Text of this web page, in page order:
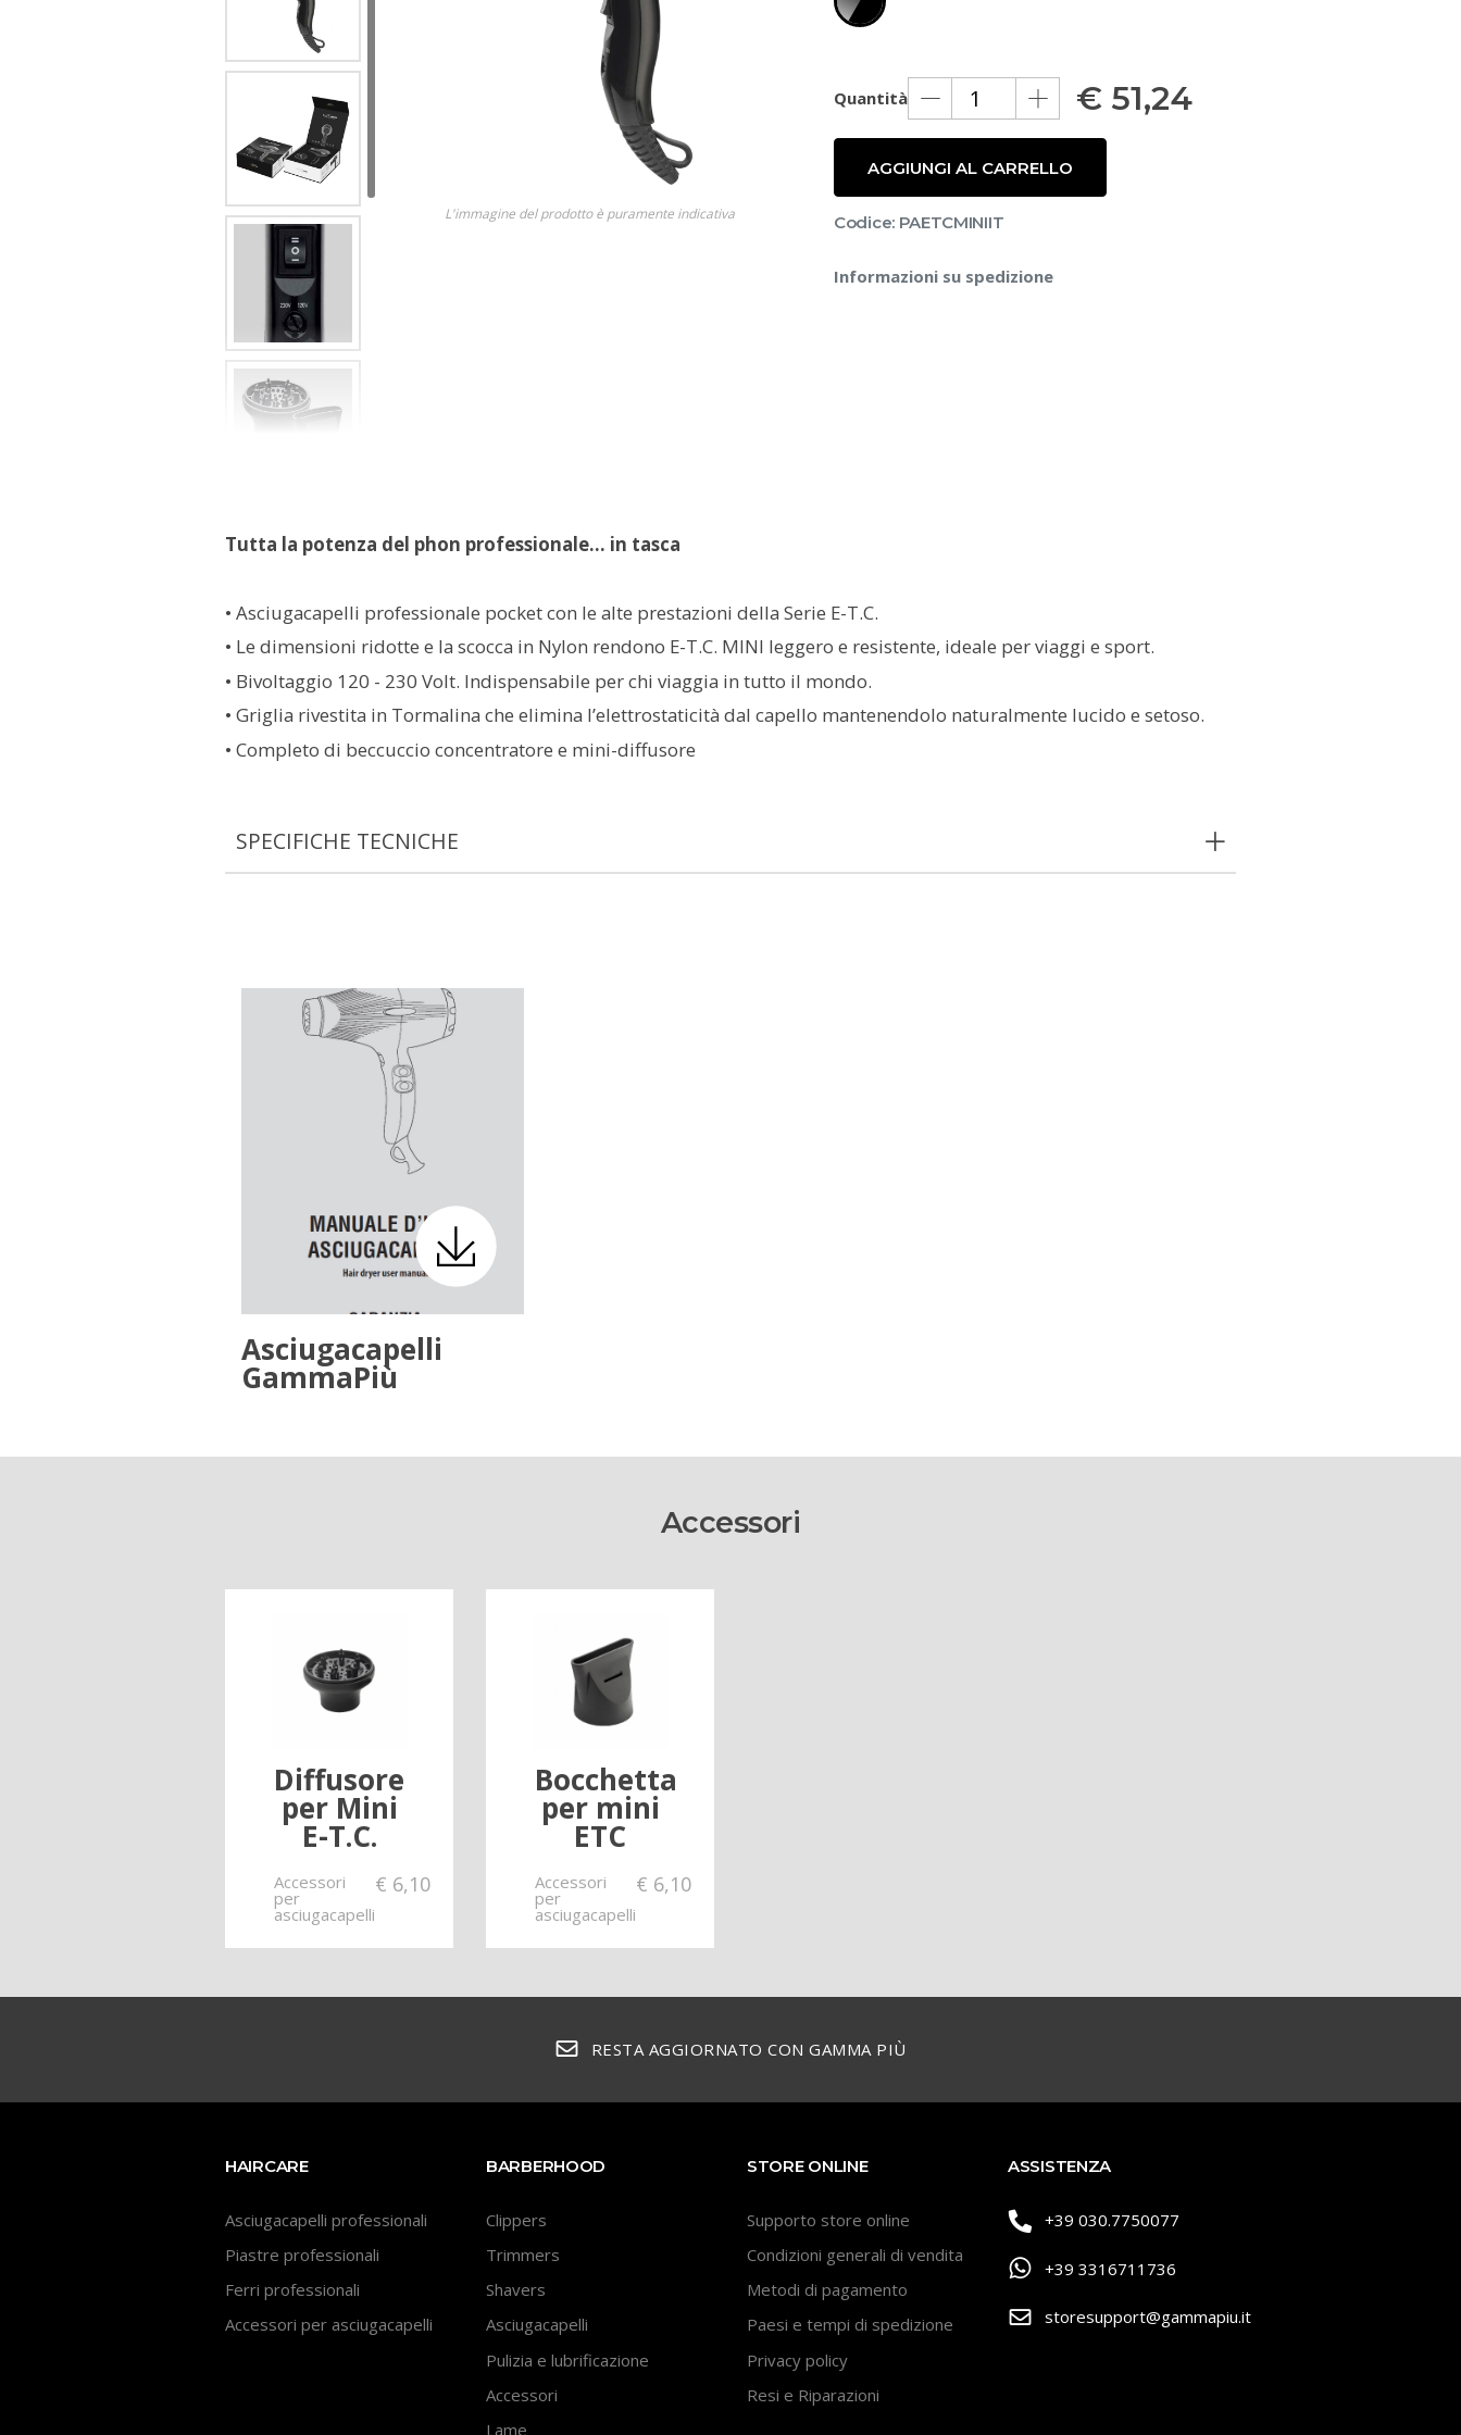
Ricambi tutti i modelli
Scopri tutti i prodotti
L'immagine del prodotto è puramente indicativa
Quantità € 51,24
AGGIUNGI AL CARRELLO
Codice: PAETCMINIIT
Informazioni su spedizione
Tutta la potenza del phon professionale… in tasca
• Asciugacapelli professionale pocket con le alte prestazioni della Serie E-T.C.
• Le dimensioni ridotte e la scocca in Nylon rendono E-T.C. MINI leggero e resistente, ideale per viaggi e sport.
• Bivoltaggio 120 - 230 Volt. Indispensabile per chi viaggia in tutto il mondo.
• Griglia rivestita in Tormalina che elimina l’elettrostaticità dal capello mantenendolo naturalmente lucido e setoso.
• Completo di beccuccio concentratore e mini-diffusore
SPECIFICHE TECNICHE
Asciugacapelli
GammaPiù
Accessori
Diffusore
per Mini
E-T.C.
Accessori
per
asciugacapelli
€ 6,10
Bocchetta
per mini
ETC
Accessori
per
asciugacapelli
€ 6,10
RESTA AGGIORNATO CON GAMMA PIÙ
HAIRCARE
Asciugacapelli professionali
Piastre professionali
Ferri professionali
Accessori per asciugacapelli
BARBERHOOD
Clippers
Trimmers
Shavers
Asciugacapelli
Pulizia e lubrificazione
Accessori
Lame
STORE ONLINE
Supporto store online
Condizioni generali di vendita
Metodi di pagamento
Paesi e tempi di spedizione
Privacy policy
Resi e Riparazioni
ASSISTENZA
+39 030.7750077
+39 3316711736
storesupport@gammapiu.it